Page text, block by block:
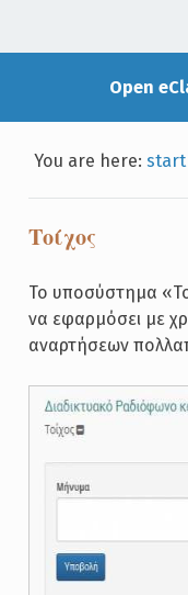
Open
You are here:start
Τοίχος
Το υποσύστημα
να εφαρμόσει με
αναρτήσεων